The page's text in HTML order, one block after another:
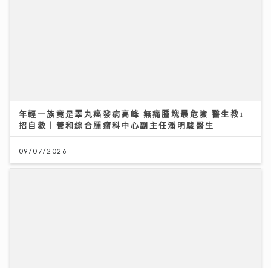
年輕一族竟是睪丸癌發病高峰 無痛腫塊最危險 醫生教1
招自救｜養和綜合腫瘤科中心副主任潘明駿醫生
09/07/2026